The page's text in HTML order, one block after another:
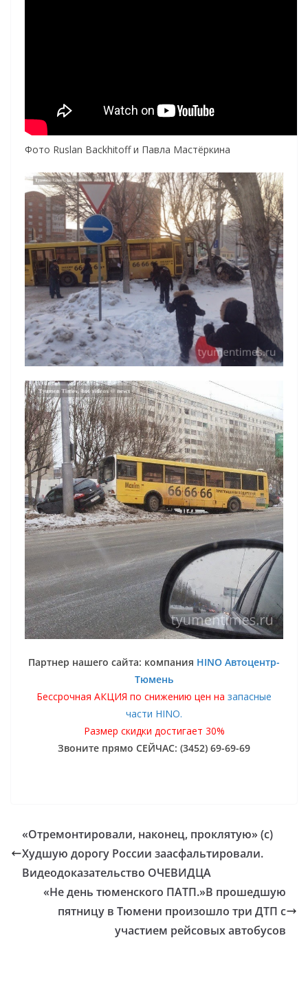
Фото Ruslan Backhitoff и Павла Мастёркина
Партнер нашего сайта: компания HINO Автоцентр-
Тюмень
Бессрочная АКЦИЯ по снижению цен на запасные
части HINO.
Размер скидки достигает 30%
Звоните прямо СЕЙЧАС: (3452) 69-69-69
«Отремонтировали, наконец, проклятую» (с)
Худшую дорогу России заасфальтировали.
Видеодоказательство ОЧЕВИДЦА
«Не день тюменского ПАТП.»В прошедшую
пятницу в Тюмени произошло три ДТП с
участием рейсовых автобусов